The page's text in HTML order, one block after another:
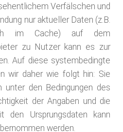
Verfälschen und
nur aktueller Daten (z.B.
im Cache) auf dem
zu Nutzer kann es zur
Auf diese systembedingte
wir daher wie folgt hin: Sie
unter den Bedingungen des
der Angaben und die
den Ursprungsdaten kann
werden.